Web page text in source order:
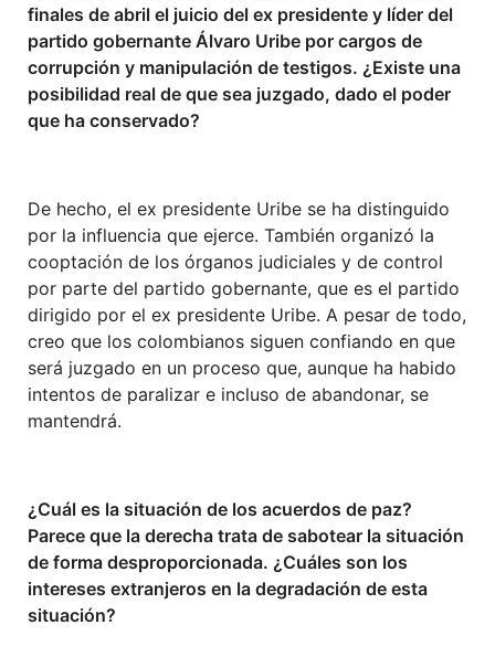
finales de abril el juicio del ex presidente y líder del
partido gobernante Álvaro Uribe por cargos de
corrupción y manipulación de testigos. ¿Existe una
posibilidad real de que sea juzgado, dado el poder
que ha conservado?
De hecho, el ex presidente Uribe se ha distinguido
por la influencia que ejerce. También organizó la
cooptación de los órganos judiciales y de control
por parte del partido gobernante, que es el partido
dirigido por el ex presidente Uribe. A pesar de todo,
creo que los colombianos siguen confiando en que
será juzgado en un proceso que, aunque ha habido
intentos de paralizar e incluso de abandonar, se
mantendrá.
¿Cuál es la situación de los acuerdos de paz?
Parece que la derecha trata de sabotear la situación
de forma desproporcionada. ¿Cuáles son los
intereses extranjeros en la degradación de esta
situación?